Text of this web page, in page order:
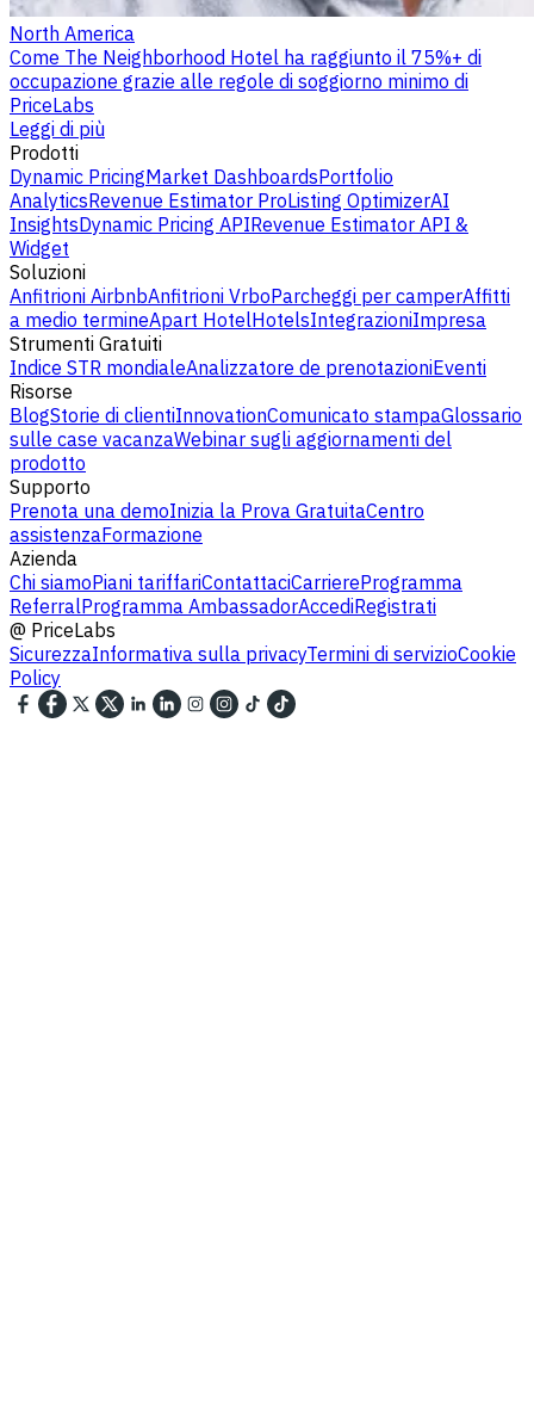
North America
Come The Neighborhood Hotel ha raggiunto il 75%+ di
occupazione grazie alle regole di soggiorno minimo di
PriceLabs
Leggi di più
Prodotti
Dynamic PricingMarket DashboardsPortfolio
AnalyticsRevenue Estimator ProListing OptimizerAI
InsightsDynamic Pricing APIRevenue Estimator API &
Widget
Soluzioni
Anfitrioni AirbnbAnfitrioni VrboParcheggi per camperAffitti
a medio termineApart HotelHotelsIntegrazioniImpresa
Strumenti Gratuiti
Indice STR mondialeAnalizzatore de prenotazioniEventi
Risorse
BlogStorie di clientiInnovationComunicato stampaGlossario
sulle case vacanzaWebinar sugli aggiornamenti del
prodotto
Supporto
Prenota una demoInizia la Prova GratuitaCentro
assistenzaFormazione
Azienda
Chi siamoPiani tariffariContattaciCarriereProgramma
ReferralProgramma AmbassadorAccediRegistrati
@ PriceLabs
SicurezzaInformativa sulla privacyTermini di servizioCookie
Policy